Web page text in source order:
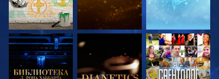
СМОТРЕТЬ
ПЕРЕДАЧИ
СМОТРЕТЬ
ПЕРЕДАЧИ
СМОТРЕТЬ